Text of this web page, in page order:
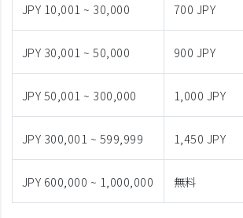
JPY 10,001 ~ 30,000 700 JPY
JPY 30,001 ~ 50,000 900 JPY
JPY 50,001 ~ 300,000 1,000 JPY
JPY 300,001 ~ 599,999 1,450 JPY
JPY 600,000 ~ 1,000,000 無料